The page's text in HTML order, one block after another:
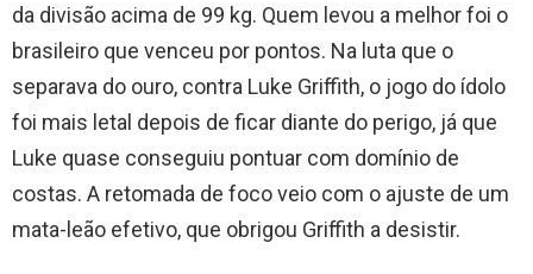
da divisão acima de 99 kg. Quem levou a melhor foi o
brasileiro que venceu por pontos. Na luta que o
separava do ouro, contra Luke Griffith, o jogo do ídolo
foi mais letal depois de ficar diante do perigo, já que
Luke quase conseguiu pontuar com domínio de
costas. A retomada de foco veio com o ajuste de um
mata-leão efetivo, que obrigou Griffith a desistir.